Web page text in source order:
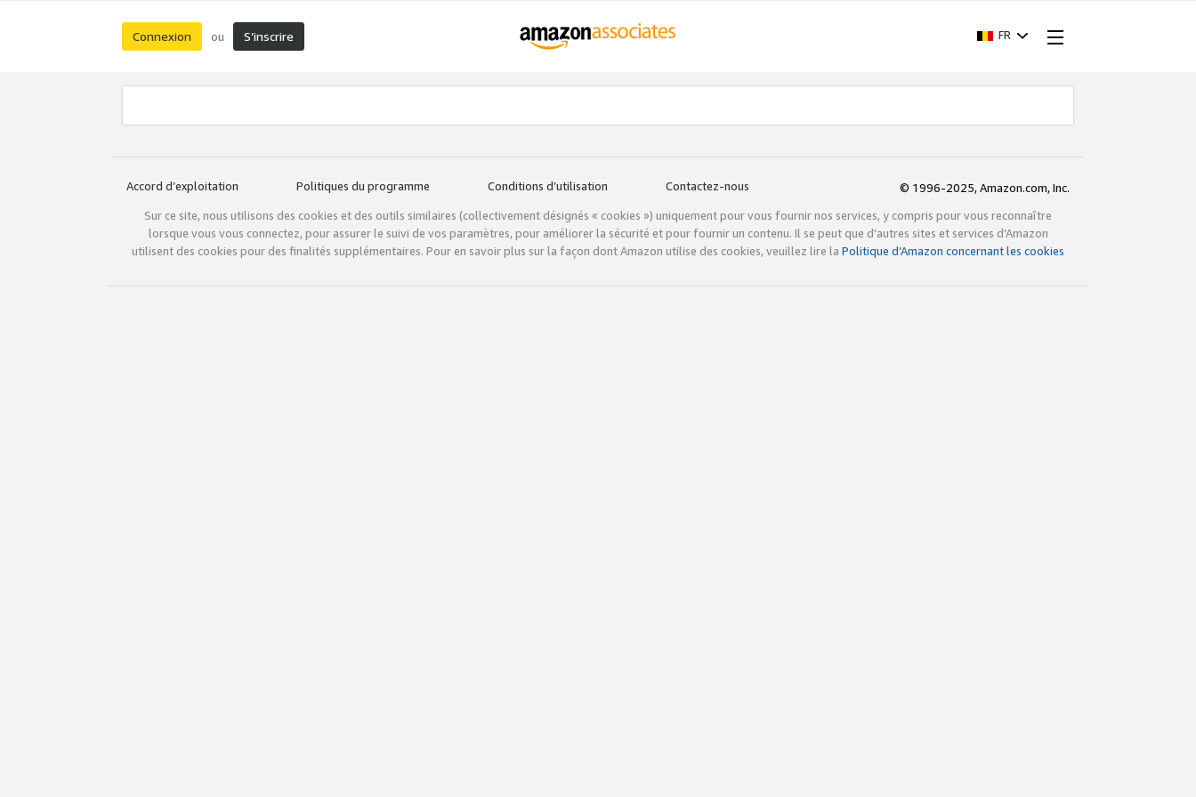
Connexion ou S’inscrire FR
Accord d’exploitation Politiques du programme Conditions d’utilisation Contactez-nous
© 1996-2025, Amazon.com, Inc.
Sur ce site, nous utilisons des cookies et des outils similaires (collectivement désignés « cookies ») uniquement pour vous fournir nos services, y compris pour vous reconnaître
lorsque vous vous connectez, pour assurer le suivi de vos paramètres, pour améliorer la sécurité et pour fournir un contenu. Il se peut que d’autres sites et services d’Amazon
utilisent des cookies pour des finalités supplémentaires. Pour en savoir plus sur la façon dont Amazon utilise des cookies, veuillez lire la Politique d’Amazon concernant les cookies